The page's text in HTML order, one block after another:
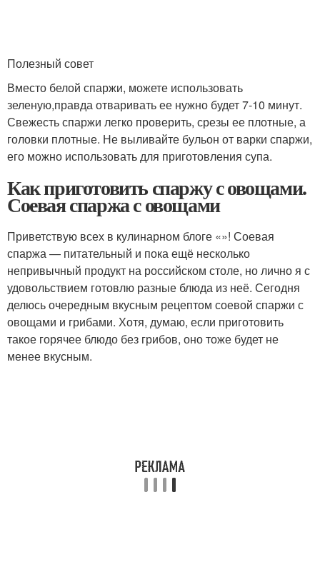
Полезный совет
Вместо белой спаржи, можете использовать
зеленую,правда отваривать ее нужно будет 7-10 минут.
Свежесть спаржи легко проверить, срезы ее плотные, а
головки плотные. Не выливайте бульон от варки спаржи,
его можно использовать для приготовления супа.
Как приготовить спаржу с овощами.
Соевая спаржа с овощами
Приветствую всех в кулинарном блоге «»! Соевая
спаржа — питательный и пока ещё несколько
непривычный продукт на российском столе, но лично я с
удовольствием готовлю разные блюда из неё. Сегодня
делюсь очередным вкусным рецептом соевой спаржи с
овощами и грибами. Хотя, думаю, если приготовить
такое горячее блюдо без грибов, оно тоже будет не
менее вкусным.